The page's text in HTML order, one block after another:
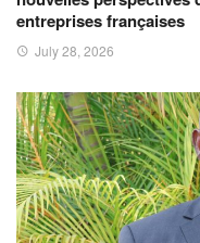
entreprises françaises
July 28, 2026